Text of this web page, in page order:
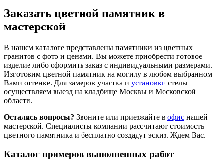
Заказать цветной памятник в
мастерской
В нашем каталоге представлены памятники из цветных
гранитов с фото и ценами. Вы можете приобрести готовое
изделие либо оформить заказ с индивидуальными размерами.
Изготовим цветной памятник на могилу в любом выбранном
Вами оттенке. Для замеров участка и установки стелы
осуществляем выезд на кладбище Москвы и Московской
области.
Остались вопросы? Звоните или приезжайте в офис нашей
мастерской. Специалисты компании рассчитают стоимость
цветного памятника и бесплатно создадут эскиз. Ждем Вас.
Каталог примеров выполненных работ